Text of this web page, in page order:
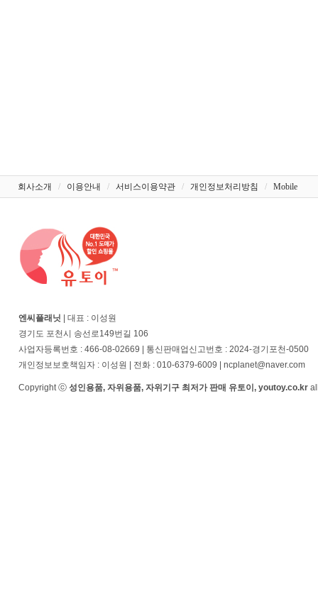
회사소개 / 이용안내 / 서비스이용약관 / 개인정보처리방침 / Mobile
엔씨플래닛 | 대표 : 이성원
경기도 포천시 송선로149번길 106
사업자등록번호 : 466-08-02669 | 통신판매업신고번호 : 2024-경기포천-0500
개인정보보호책임자 : 이성원 | 전화 : 010-6379-6009 | ncplanet@naver.com
Copyright ⓒ 성인용품, 자위용품, 자위기구 최저가 판매 유토이, youtoy.co.kr